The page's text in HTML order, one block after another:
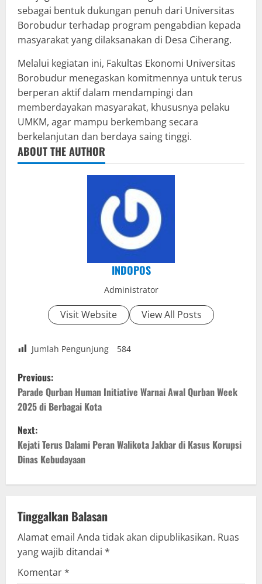
sebagai bentuk dukungan penuh dari Universitas
Borobudur terhadap program pengabdian kepada
masyarakat yang dilaksanakan di Desa Ciherang.
Melalui kegiatan ini, Fakultas Ekonomi Universitas
Borobudur menegaskan komitmennya untuk terus
berperan aktif dalam mendampingi dan
memberdayakan masyarakat, khususnya pelaku
UMKM, agar mampu berkembang secara
berkelanjutan dan berdaya saing tinggi.
ABOUT THE AUTHOR
INDOPOS
Administrator
Visit Website View All Posts
Jumlah Pengunjung 584
P
o
s
t
n
v
i
g
Previous:
Parade Qurban Human Initiative Warnai Awal Qurban Week
2025 di Berbagai Kota
Next:
Kejati Terus Dalami Peran Walikota Jakbar di Kasus Korupsi
Dinas Kebudayaan
Tinggalkan Balasan
Alamat email Anda tidak akan dipublikasikan. Ruas
yang wajib ditandai *
Komentar*